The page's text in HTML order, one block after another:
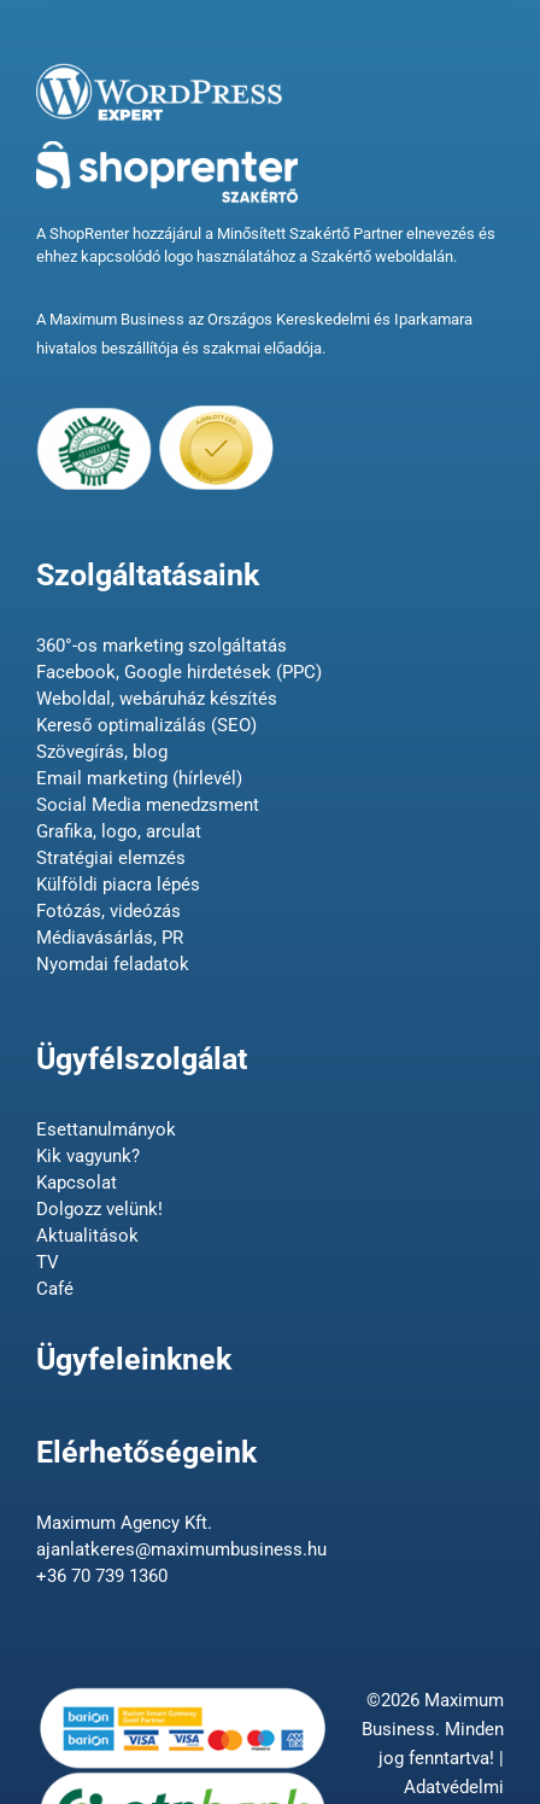
A ShopRenter hozzájárul a Minősített Szakértő Partner elnevezés és
ehhez kapcsolódó logo használatához a Szakértő weboldalán.
A Maximum Business az Országos Kereskedelmi és Iparkamara
hivatalos beszállítója és szakmai előadója.
Szolgáltatásaink
360°-os marketing szolgáltatás
Facebook, Google hirdetések (PPC)
Weboldal, webáruház készítés
Kereső optimalizálás (SEO)
Szövegírás, blog
Email marketing (hírlevél)
Social Media menedzsment
Grafika, logo, arculat
Stratégiai elemzés
Külföldi piacra lépés
Fotózás, videózás
Médiavásárlás, PR
Nyomdai feladatok
Ügyfélszolgálat
Esettanulmányok
Kik vagyunk?
Kapcsolat
Dolgozz velünk!
Aktualitások
TV
Café
Ügyfeleinknek
Elérhetőségeink
Maximum Agency Kft.
ajanlatkeres@maximumbusiness.hu
+36 70 739 1360
©2026 Maximum
Business. Minden
jog fenntartva! |
Adatvédelmi